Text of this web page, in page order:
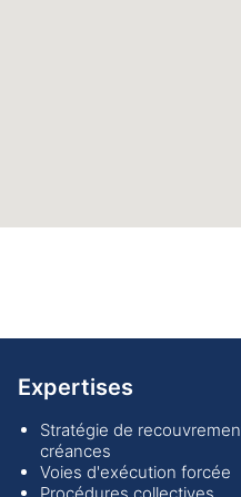
Expertises
Stratégie de
créances
Voies d'exécution forcée